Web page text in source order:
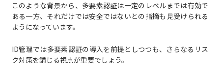
このような背景から、多要素認証は一定のレベルまでは有効で
ある一方、それだけでは安全ではないとの指摘も見受けられる
ようになっています。
ID管理では多要素認証の導入を前提としつつも、さらなるリス
ク対策を講じる視点が重要でしょう。